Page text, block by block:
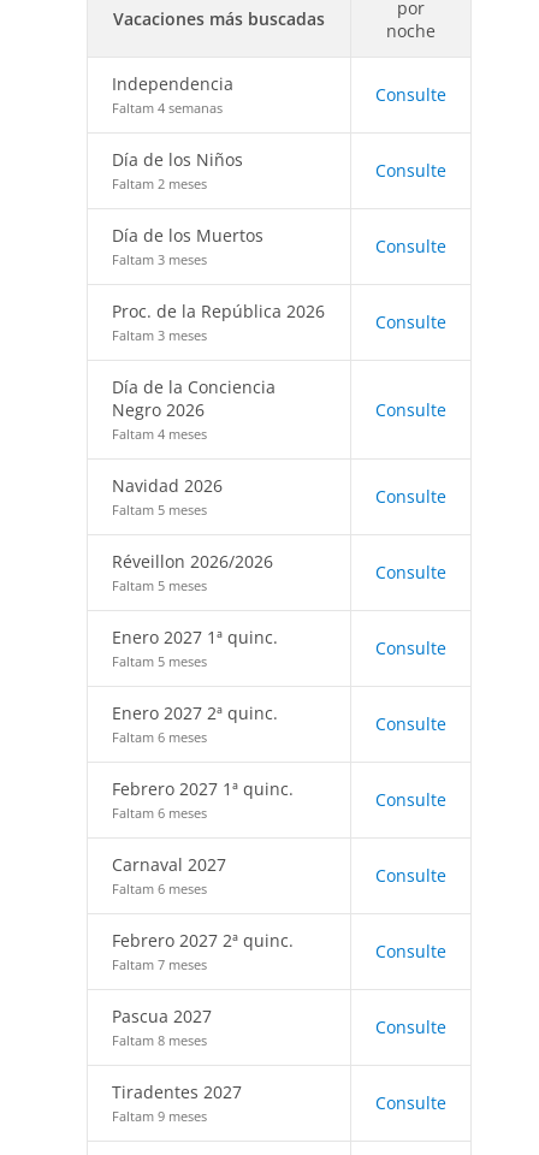
Vacaciones más buscadas
por
noche
Independencia
Faltam 4 semanas
Consulte
Día de los Niños
Faltam 2 meses
Consulte
Día de los Muertos
Faltam 3 meses
Consulte
Proc. de la República 2026
Faltam 3 meses
Consulte
Día de la Conciencia
Negro 2026
Faltam 4 meses
Consulte
Navidad 2026
Faltam 5 meses
Consulte
Réveillon 2026/2026
Faltam 5 meses
Consulte
Enero 2027 1ª quinc.
Faltam 5 meses
Consulte
Enero 2027 2ª quinc.
Faltam 6 meses
Consulte
Febrero 2027 1ª quinc.
Faltam 6 meses
Consulte
Carnaval 2027
Faltam 6 meses
Consulte
Febrero 2027 2ª quinc.
Faltam 7 meses
Consulte
Pascua 2027
Faltam 8 meses
Consulte
Tiradentes 2027
Faltam 9 meses
Consulte